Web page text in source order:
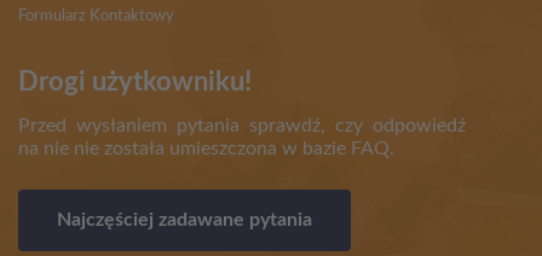
Formularz Kontaktowy
Drogi użytkowniku!
Przed wysłaniem pytania sprawdź, czy odpowiedź
na nie nie została umieszczona w bazie FAQ.
Najczęściej zadawane pytania